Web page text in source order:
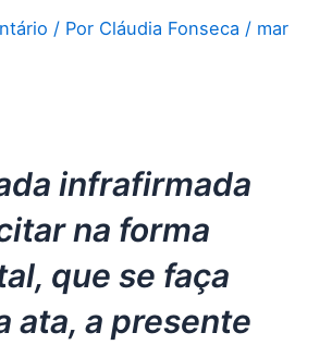
/ Por Cláudia Fonseca / mar
infrafirmada
na forma
que se faça
ata, a presente